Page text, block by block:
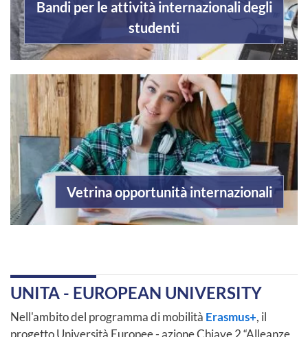
Bandi per le attività internazionali degli
studenti
Vetrina opportunità internazionali
UNITA - EUROPEAN UNIVERSITY
Nell'ambito del programma di mobilità Erasmus+, il
progetto Università Europee - azione Chiave 2 “Alleanze